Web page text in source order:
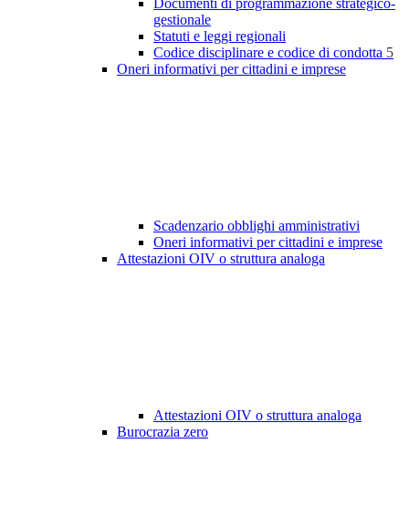
Documenti di programmazione strategico-
gestionale
Statuti e leggi regionali
Codice disciplinare e codice di condotta 5
Oneri informativi per cittadini e imprese
Scadenzario obblighi amministrativi
Oneri informativi per cittadini e imprese
Attestazioni OIV o struttura analoga
Attestazioni OIV o struttura analoga
Burocrazia zero